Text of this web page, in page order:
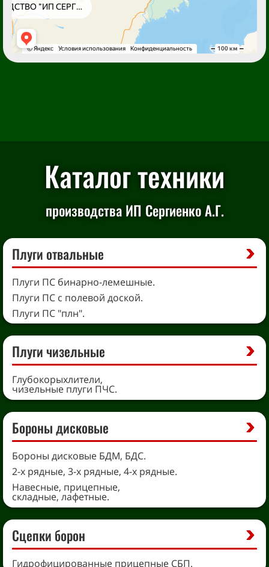
Каталог техники
производства ИП Сергиенко А.Г.
Плуги отвальные
Плуги ПС бинарно-лемешные.
Плуги ПС с полевой доской.
Плуги ПС "плн".
Плуги чизельные
Глубокорыхлители,
чизельные плуги ПЧС.
Бороны дисковые
Бороны дисковые БДМ, БДС.
2-х рядные, 3-х рядные, 4-х рядные.
Навесные, прицепные,
складные, лафетные.
Сцепки борон
Гидрофицированные прицепные СБП.